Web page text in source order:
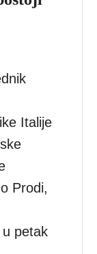
Italije
Prodi,
petak